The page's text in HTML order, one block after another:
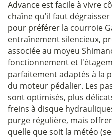
Advance est facile à vivre
chaîne qu'il faut
pour préférer la courroie
entraînement silencieux,
associée au moyeu
fonctionnement et
parfaitement adaptés à la
du moteur pédalier. Les
sont optimisés, plus
freins à disque
purge régulière, mais
quelle que soit la météo